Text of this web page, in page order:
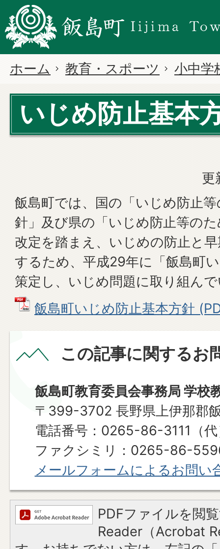
ホーム 教育・スポーツ 小中学
いじめ防止基本
更
飯島町では、国の「いじめ防止
針」及び県の「いじめ防止等の
改定を踏まえ、いじめの防止と
するため、平成29年に「飯島町
策定し、いじめ問題に取り組ん
飯島町いじめ防止基本方針
この記事に関するお
飯島町教育委員会事務局 学校
〒399-3702 長野県上伊那郡
電話番号：0265-86-3111（代
ファクシミリ：0265-86-
メールフォームによるお問い
PDFファイルを閲
Reader（Acrobat